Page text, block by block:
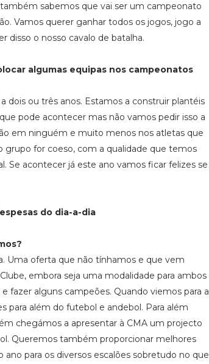
sabemos que vai ser um campeonato
Vamos querer ganhar todos os jogos, jogo a
disso o nosso cavalo de batalha.
algumas equipas nos campeonatos
dois ou três anos. Estamos a construir plantéis
pode acontecer mas não vamos pedir isso a
em ninguém e muito menos nos atletas que
grupo for coeso, com a qualidade que temos
Se acontecer já este ano vamos ficar felizes se
do dia-a-dia
Uma oferta que não tínhamos e que vem
embora seja uma modalidade para ambos
fazer alguns campeões. Quando viemos para a
para além do futebol e andebol. Para além
chegámos a apresentar à CMA um projecto
Queremos também proporcionar melhores
para os diversos escalões sobretudo no que